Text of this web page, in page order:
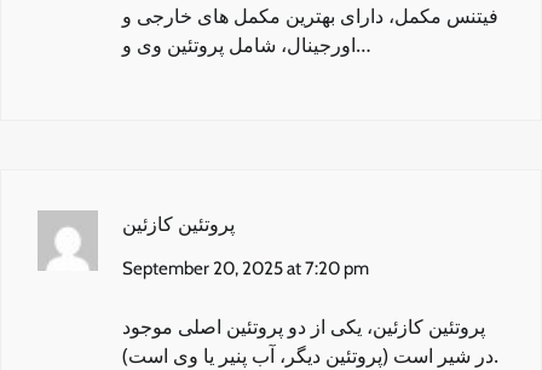
فیتنس مکمل، دارای بهترین مکمل های خارجی و
اورجینال، شامل پروتئین وی و…
پروتئین کازئین
September 20, 2025 at 7:20 pm
پروتئین کازئین، یکی از دو پروتئین اصلی موجود
در شیر است (پروتئین دیگر، آب پنیر یا وی است).